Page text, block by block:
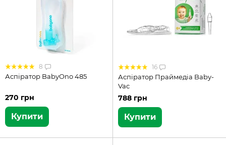
8
Аспіратор BabyOno 485
270 грн
Купити
16
Аспіратор Праймедіа Baby-
Vac
788 грн
Купити